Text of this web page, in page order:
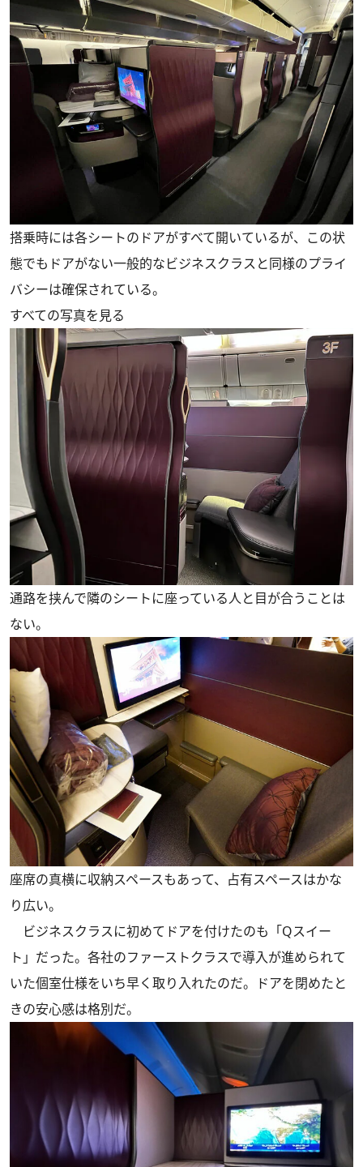
搭乗時には各シートのドアがすべて開いているが、この状
態でもドアがない一般的なビジネスクラスと同様のプライ
バシーは確保されている。
すべての写真を見る
通路を挟んで隣のシートに座っている人と目が合うことは
ない。
座席の真横に収納スペースもあって、占有スペースはかな
り広い。
ビジネスクラスに初めてドアを付けたのも「Qスイー
ト」だった。各社のファーストクラスで導入が進められて
いた個室仕様をいち早く取り入れたのだ。ドアを閉めたと
きの安心感は格別だ。